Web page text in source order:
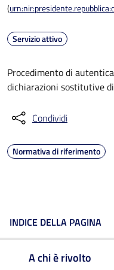
(
Servizio attivo
Procedimento di
dichiarazioni sostitutive
Condividi
Normativa di riferimento
INDICE DELLA PAGINA
A chi è rivolto